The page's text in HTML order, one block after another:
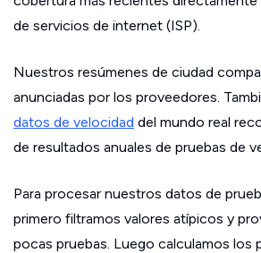
de servicios de internet (ISP).
Nuestros resúmenes de ciudad
anunciadas por los proveedores.
datos de velocidad del mundo real
de resultados anuales de pruebas de
Para procesar nuestros datos de
primero filtramos valores atípicos y
pocas pruebas. Luego calculamos los